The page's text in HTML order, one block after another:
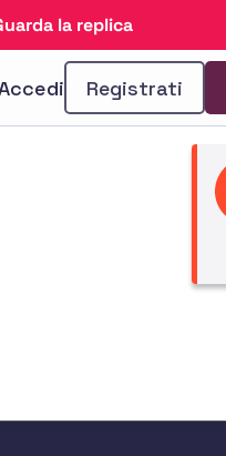
la replica
Registrati